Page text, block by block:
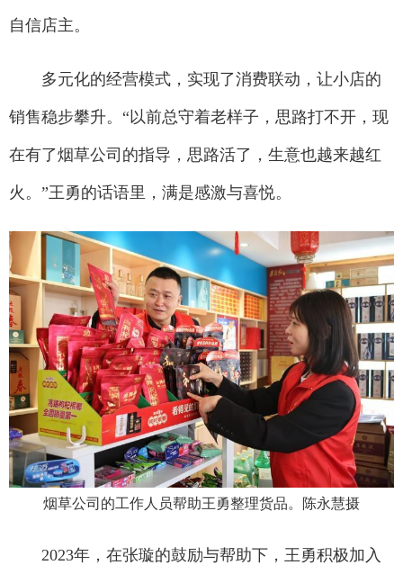
自信店主。
多元化的经营模式，实现了消费联动，让小店的
销售稳步攀升。“以前总守着老样子，思路打不开，现
在有了烟草公司的指导，思路活了，生意也越来越红
火。”王勇的话语里，满是感激与喜悦。
烟草公司的工作人员帮助王勇整理货品。陈永慧摄
2023年，在张璇的鼓励与帮助下，王勇积极加入